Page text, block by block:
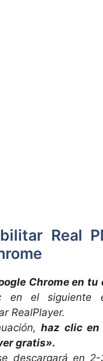
Real
Chrome en tu
en el siguiente
RealPlayer.
haz clic en
gratis».
descargará en